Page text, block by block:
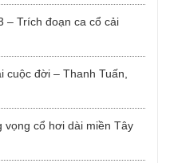
– Trích đoạn ca cổ cải
đời – Thanh Tuấn,
vọng cổ hơi dài miền Tây